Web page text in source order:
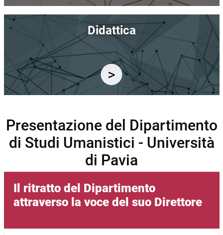
Immagine
Didattica
Presentazione del Dipartimento
di Studi Umanistici - Università
di Pavia
Il ritratto del Dipartimento
attraverso la voce del suo Direttore